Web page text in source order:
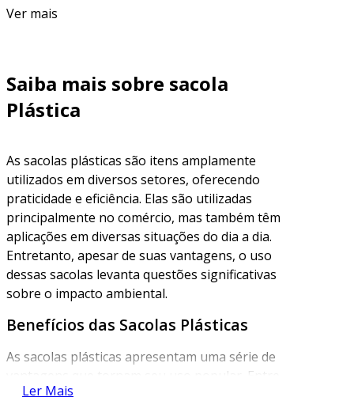
Ver mais
Saiba mais sobre sacola
Plástica
As sacolas plásticas são itens amplamente
utilizados em diversos setores, oferecendo
praticidade e eficiência. Elas são utilizadas
principalmente no comércio, mas também têm
aplicações em diversas situações do dia a dia.
Entretanto, apesar de suas vantagens, o uso
dessas sacolas levanta questões significativas
sobre o impacto ambiental.
Benefícios das Sacolas Plásticas
As sacolas plásticas apresentam uma série de
vantagens que tornam seu uso popular. Entre
os principais benefícios, destacam-se:
Ler Mais